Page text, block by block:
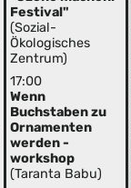
Festival"
(Sozial-
Ökologisches
Zentrum)
17:00
Wenn
Buchstaben zu
Ornamenten
werden -
workshop
(Taranta Babu)